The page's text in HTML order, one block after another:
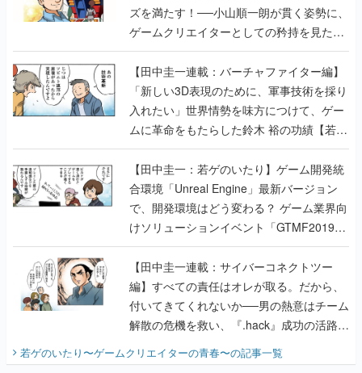
【田中圭一連載：バーチャファイター編】
「新しい3D表現のために、軍事技術を採り
入れたい」世界情勢を味方につけて、ゲー
ムに革命をもたらした鈴木 裕の功績【若ゲ
のいたり】
【田中圭一：若ゲのいたり】ゲーム開発統
合環境「Unreal Engine」最新バージョン
で、開発環境はどう変わる？ ゲーム業界向
けソリューションイベント「GTMF2019」
に行って、より理解を深めよう【PR】
【田中圭一連載：サイバーコネクトツー
編】すべての責任はオレが取る。だから、
付いてきてくれないか──男の熱意はチーム
解散の危機を救い、『.hack』成功の活路を
開く。業界の快男児・松山 洋に流れる血は
『少年ジャンプ』色だった【若ゲのいた
り】
若ゲのいたり〜ゲームクリエイターの青春〜の記事一覧